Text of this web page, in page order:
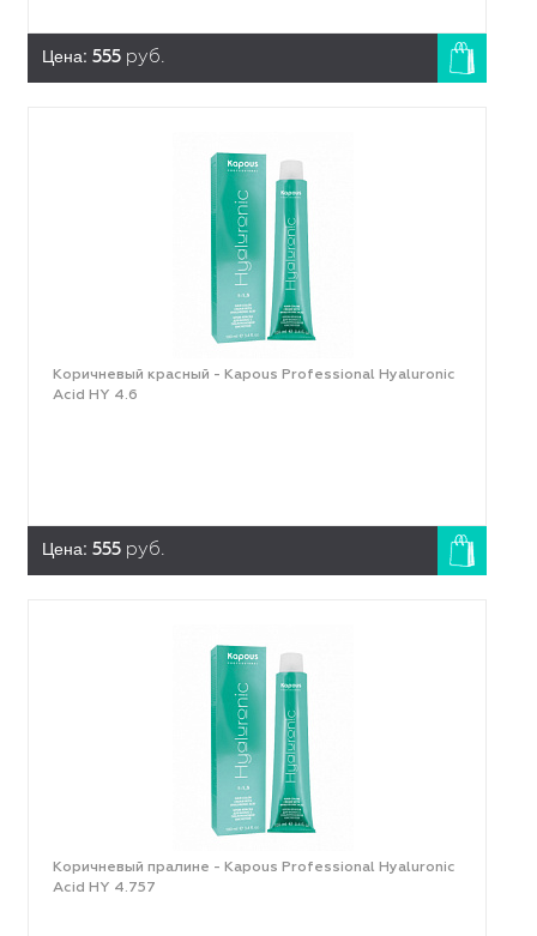
Цена: 555 руб.
Коричневый красный - Kapous Professional Hyaluronic
Acid HY 4.6
Цена: 555 руб.
Коричневый пралине - Kapous Professional Hyaluronic
Acid HY 4.757